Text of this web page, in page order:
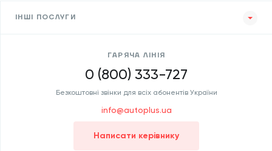
ІНШІ ПОСЛУГИ
ГАРЯЧА ЛІНІЯ
0 (800) 333-727
Безкоштовні звінки для всіх абонентів України
info@autoplus.ua
Написати керівнику